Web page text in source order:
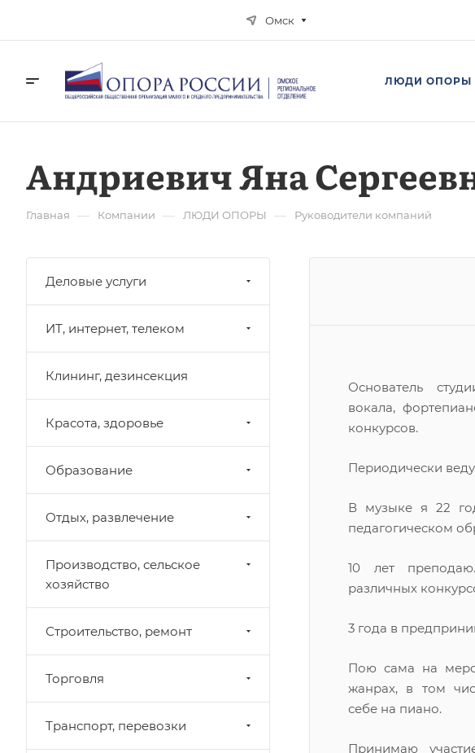
Омск
ЛЮДИ ОПОРЫ
Андриевич Яна
Главная — Компании — ЛЮДИ ОПОРЫ — Руководители компаний
Основатель
вокала,
конкурсов.
Периодически
В музыке я 22
педагогическом
10 лет
различных
3 года в
Пою сама на
жанрах, в том
себе на пиано.
Принимаю
Деловые услуги
ИТ, интернет, телеком
Клининг, дезинсекция
Красота, здоровье
Образование
Отдых, развлечение
Производство, сельское
хозяйство
Строительство, ремонт
Торговля
Транспорт, перевозки